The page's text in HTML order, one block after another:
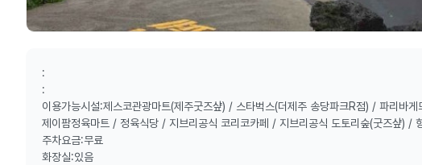
:
:
이용가능시설:제스코관광마트(제주굿즈샾) / 스타벅스(더제주 송당파크R점) / 파리바
제이팜정육마트 / 정육식당 / 지브리공식 코리코카페 / 지브리공식 도토리숲(굿즈샾) /
주차요금:무료
화장실:있음